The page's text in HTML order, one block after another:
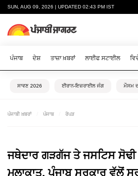
SUN, AUG 09, 2026 | UPDATED 02:43 PM IST
ਪੰਜਾਬ ਦੇਸ਼ ਤਾਜ਼ਾ ਖ਼ਬਰਾਂ ਲਾਈਫ ਸਟਾਈਲ
ਸਾਵਣ 2026 ਈਰਾਨ-ਇਜ਼ਰਾਈਲ ਜੰਗ ਮੌਸਮ
ਪੰਜਾਬੀ ਖ਼ਬਰਾਂ ਪੰਜਾਬ ਰੋਪੜ
ਜਥੇਦਾਰ ਗੜਗੱਜ ਤੇ ਜਸਟਿਸ ਸੋਢੀ
ਮੁਲਾਕਾਤ, ਪੰਜਾਬ ਸਰਕਾਰ ਵੱਲੋਂ